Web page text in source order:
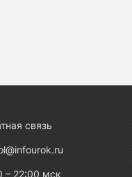
связь
– 22:00 мск